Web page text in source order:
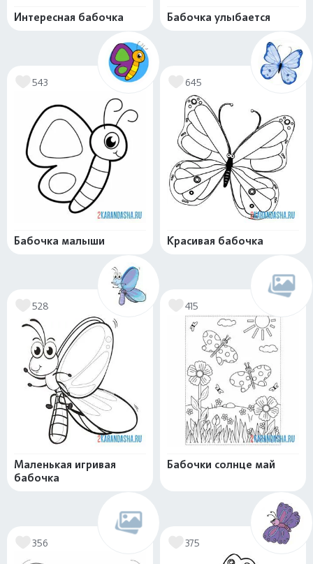
Интересная бабочка Бабочка улыбается
543
Бабочка малыши
645
Красивая бабочка
528
Маленькая игривая
бабочка
415
Бабочки солнце май
356 375